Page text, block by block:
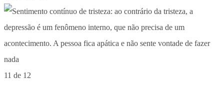
11 de 12